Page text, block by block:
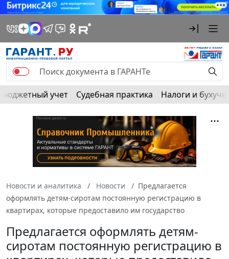
Бюджетный учет Судебная практика Налоги и
Новости и аналитика Новости
Предлагается
оформлять детям-сиротам постоянную регистрацию в
квартирах, которые предоставило им государство
Предлагается оформлять детям-
сиротам постоянную регистрацию в